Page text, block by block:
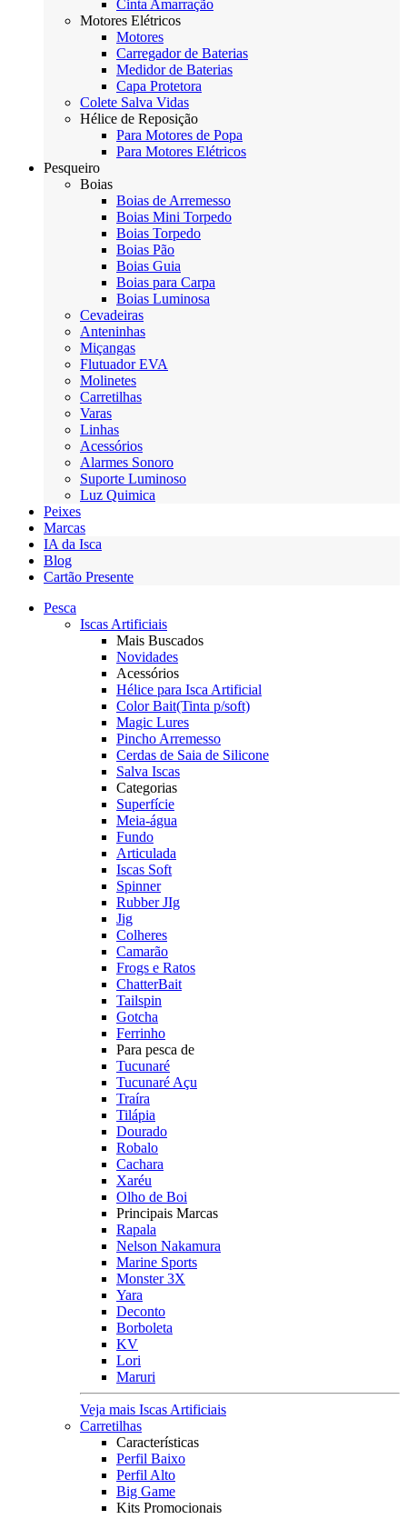
Cinta Amarração
Motores Elétricos
Motores
Carregador de Baterias
Medidor de Baterias
Capa Protetora
Colete Salva Vidas
Hélice de Reposição
Para Motores de Popa
Para Motores Elétricos
Pesqueiro
Boias
Boias de Arremesso
Boias Mini Torpedo
Boias Torpedo
Boias Pão
Boias Guia
Boias para Carpa
Boias Luminosa
Cevadeiras
Anteninhas
Miçangas
Flutuador EVA
Molinetes
Carretilhas
Varas
Linhas
Acessórios
Alarmes Sonoro
Suporte Luminoso
Luz Quimica
Peixes
Marcas
IA da Isca
Blog
Cartão Presente
Pesca
Iscas Artificiais
Mais Buscados
Novidades
Acessórios
Hélice para Isca Artificial
Color Bait(Tinta p/soft)
Magic Lures
Pincho Arremesso
Cerdas de Saia de Silicone
Salva Iscas
Categorias
Superfície
Meia-água
Fundo
Articulada
Iscas Soft
Spinner
Rubber JIg
Jig
Colheres
Camarão
Frogs e Ratos
ChatterBait
Tailspin
Gotcha
Ferrinho
Para pesca de
Tucunaré
Tucunaré Açu
Traíra
Tilápia
Dourado
Robalo
Cachara
Xaréu
Olho de Boi
Principais Marcas
Rapala
Nelson Nakamura
Marine Sports
Monster 3X
Yara
Deconto
Borboleta
KV
Lori
Maruri
Veja mais Iscas Artificiais
Carretilhas
Características
Perfil Baixo
Perfil Alto
Big Game
Kits Promocionais